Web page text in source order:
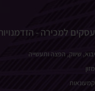
עסקים למכירה -
יבוא, שיווק, הפצה ותעשייה
מזון
קמעונאות